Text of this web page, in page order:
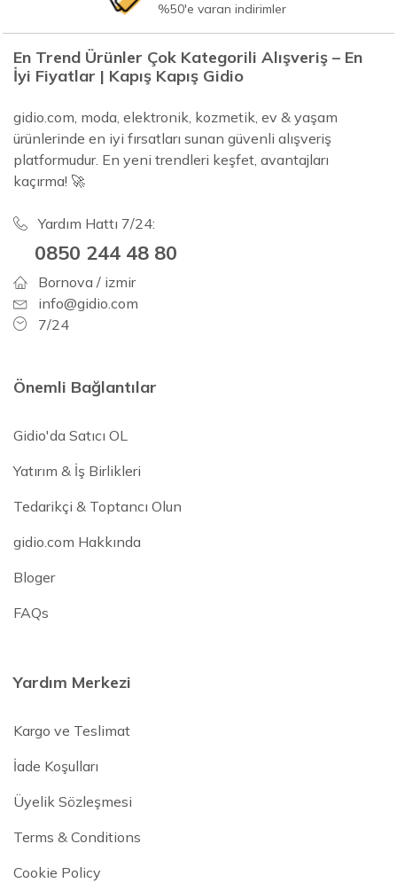
%50'e varan indirimler
En Trend Ürünler Çok Kategorili Alışveriş – En
İyi Fiyatlar | Kapış Kapış Gidio
gidio.com, moda, elektronik, kozmetik, ev & yaşam
ürünlerinde en iyi fırsatları sunan güvenli alışveriş
platformudur. En yeni trendleri keşfet, avantajları
kaçırma! 🚀
Yardım Hattı 7/24:
0850 244 48 80
Bornova / izmir
info@gidio.com
7/24
Önemli Bağlantılar
Gidio'da Satıcı OL
Yatırım & İş Birlikleri
Tedarikçi & Toptancı Olun
gidio.com Hakkında
Bloger
FAQs
Yardım Merkezi
Kargo ve Teslimat
İade Koşulları
Üyelik Sözleşmesi
Terms & Conditions
Cookie Policy